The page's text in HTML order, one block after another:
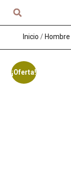
Inicio / Hombre
¡Oferta!